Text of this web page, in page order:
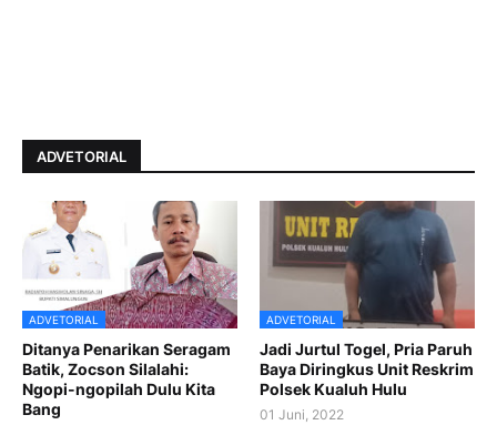
ADVETORIAL
ADVETORIAL
Ditanya Penarikan Seragam
Batik, Zocson Silalahi:
Ngopi-ngopilah Dulu Kita
Bang
ADVETORIAL
Jadi Jurtul Togel, Pria Paruh
Baya Diringkus Unit Reskrim
Polsek Kualuh Hulu
01 Juni, 2022